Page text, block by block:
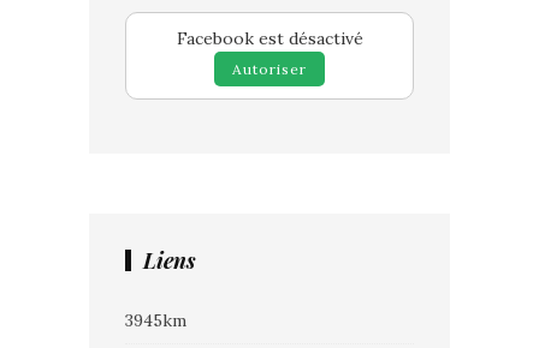
Facebook est désactivé
Autoriser
Liens
3945km